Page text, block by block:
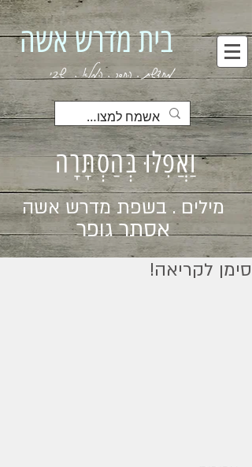
בית מדרש אשה
מחדשת . החסר . המלא . שבי
וַאֲפִלּוּ בְּהַסְתָּרָה
מילים . בשפת מדרש אשה
אסתר גופר
סימן לקריאה!